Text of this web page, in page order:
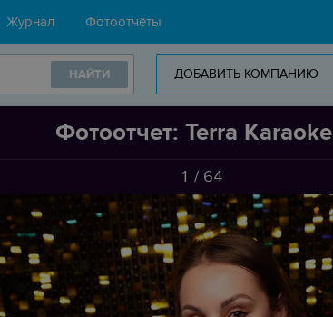
Журнал Фотоотчёты
НАЙТИ ДОБАВИТЬ КОМПАНИЮ
Фотоотчет: Terra Karaoke
1 / 64